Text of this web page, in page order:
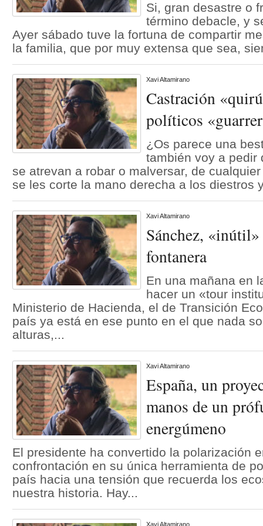
Si, gran desastre o
término debacle, y
Ayer sábado tuve la fortuna de compartir
la familia, que por muy extensa que sea,
Xavi Altamirano
Castración
políticos
¿Os parece una
también voy a pedir
se atrevan a robar o malversar, de
se les corte la mano derecha a los diestros
Xavi Altamirano
Sánchez,
fontanera
En una mañana en
hacer un «tour
Ministerio de Hacienda, el de Transición
país ya está en ese punto en el que nada
alturas,...
Xavi Altamirano
España, un
manos de un
energúmeno
El presidente ha convertido la polarización
confrontación en su única herramienta de
país hacia una tensión que recuerda los
nuestra historia. Hay...
Xavi Altamirano